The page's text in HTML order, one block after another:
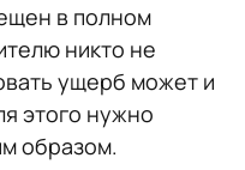
в полном
никто не
ущерб может и
этого нужно
образом.